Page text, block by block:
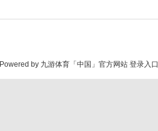
Powered by 九游体育「中国」官方网站 登录入